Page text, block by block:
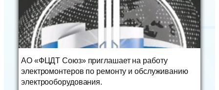
АО «ФЦДТ Союз» приглашает на работу
электромонтеров по ремонту и обслуживанию
электрооборудования.